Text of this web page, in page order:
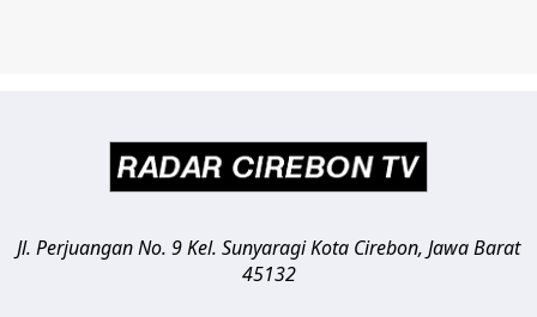
Jl. Perjuangan No. 9 Kel. SunyaragiKota Cirebon, Jawa Barat
45132